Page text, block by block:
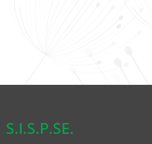
S.I.S.P.SE.